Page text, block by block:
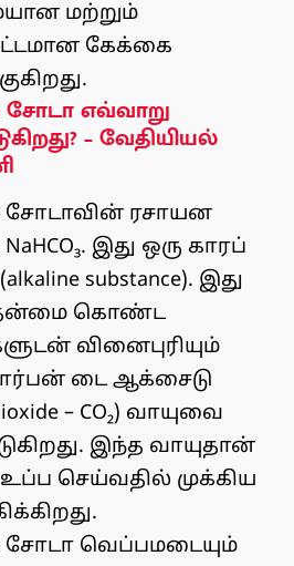
மற்றும்
கேக்கை
எவ்வாறு
– வேதியியல்
ரசாயன
இது ஒரு காரப்
substance). இது
கொண்ட
வினைபுரியும்
டை ஆக்சைடு
– CO₂) வாயுவை
இந்த வாயுதான்
செய்வதில் முக்கிய
வெப்பமடையும்